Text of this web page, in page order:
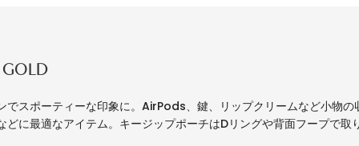
GOLD
でスポーティーな印象に。AirPods、鍵、リップクリームなど小物
どに最適なアイテム。キージップポーチはDリングや背面フープで取